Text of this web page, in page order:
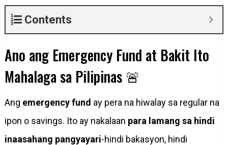
Contents
Ano ang Emergency Fund at Bakit Ito
Mahalaga sa Pilipinas 🚨
Ang emergency fund ay pera na hiwalay sa regular na
ipon o savings. Ito ay nakalaan para lamang sa hindi
inaasahang pangyayari-hindi bakasyon, hindi